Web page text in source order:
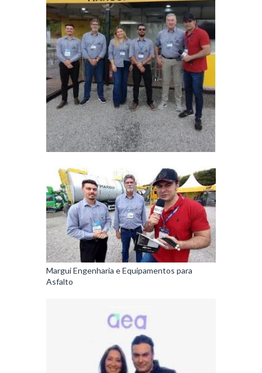
Margui Engenharia e Equipamentos para
Asfalto